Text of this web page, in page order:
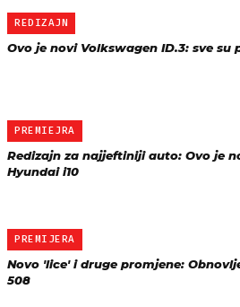
REDIZAJN
Ovo je novi Volkswagen ID.3: sve su
PREMIEJRA
Redizajn za najjeftiniji auto: Ovo je
Hyundai i10
PREMIJERA
Novo 'lice' i druge promjene:
508